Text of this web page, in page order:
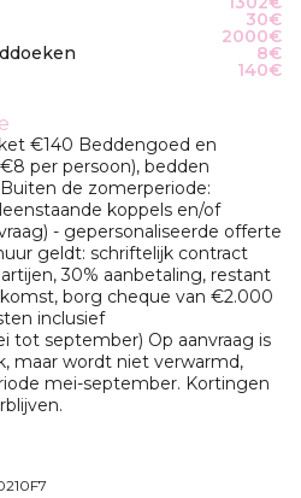
30€
2000€
8€
140€
€140 Beddengoed en
per persoon), bedden
de zomerperiode:
koppels en/of
- gepersonaliseerde offerte
geldt: schriftelijk contract
30% aanbetaling, restant
borg cheque van €2.000
inclusief
tot september) Op aanvraag is
maar wordt niet verwarmd,
mei-september. Kortingen